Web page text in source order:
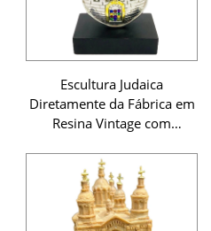
Escultura Judaica
Diretamente da Fábrica em
Resina Vintage com
Terra Santa Original,
Cenário de Jerusalém com
Revestimento Colorido e
Mãos de Hamsa